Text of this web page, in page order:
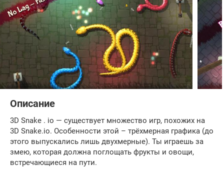
Описание
3D Snake . io — существует множество игр, похожих на
3D Snake.io. Особенности этой – трёхмерная графика (до
этого выпускались лишь двухмерные). Ты играешь за
змею, которая должна поглощать фрукты и овощи,
встречающиеся на пути.